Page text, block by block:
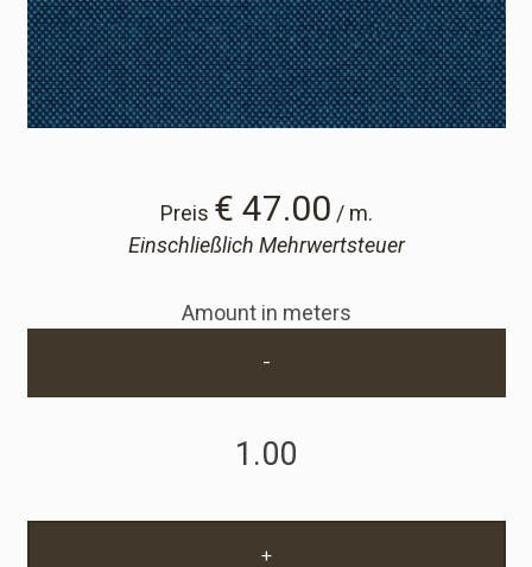
Preis € 47.00 / m.
Einschließlich Mehrwertsteuer
Amount in meters
-
+
Cart
Cart
Probe-Anfrage